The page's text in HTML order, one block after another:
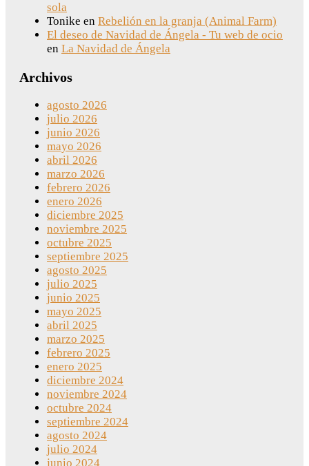
sola
Tonike en Rebelión en la granja (Animal Farm)
El deseo de Navidad de Ángela - Tu web de ocio
en La Navidad de Ángela
Archivos
agosto 2026
julio 2026
junio 2026
mayo 2026
abril 2026
marzo 2026
febrero 2026
enero 2026
diciembre 2025
noviembre 2025
octubre 2025
septiembre 2025
agosto 2025
julio 2025
junio 2025
mayo 2025
abril 2025
marzo 2025
febrero 2025
enero 2025
diciembre 2024
noviembre 2024
octubre 2024
septiembre 2024
agosto 2024
julio 2024
junio 2024